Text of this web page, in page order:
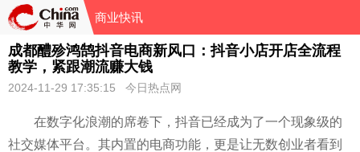
商业快讯
成都醴殄鸿鹄抖音电商新风口：抖音小店开店全流程
教学，紧跟潮流赚大钱
2024-11-29 17:35:15 今日热点网
在数字化浪潮的席卷下，抖音已经成为了一个现象级的
社交媒体平台。其内置的电商功能，更是让无数创业者看到